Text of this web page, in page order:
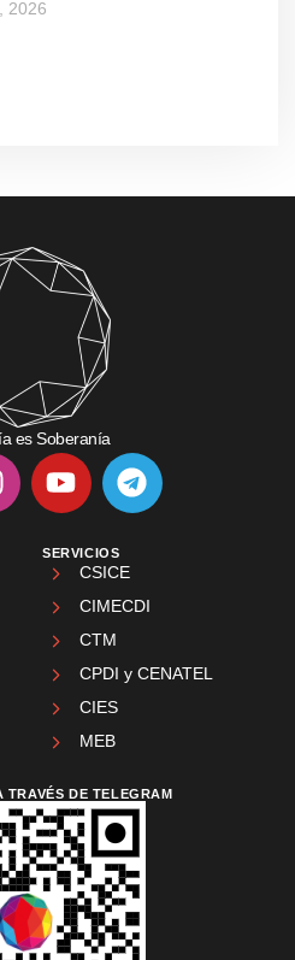
2026
es Soberanía
SERVICIOS
CSICE
CIMECDI
CTM
CPDI y CENATEL
CIES
MEB
TRAVÉS DE TELEGRAM